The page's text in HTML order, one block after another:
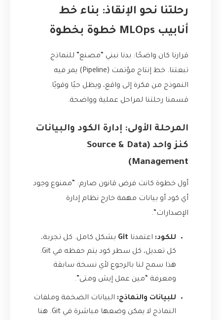
رحلتنا نحو الإنقاذ: بناء خط
أنابيب MLOps خطوة بخطوة
قرارنا كان واضحًا: بدنا نبني “مصنع” للنماذج
تبعتنا. خط إنتاج مؤتمت (Pipeline) يمر فيه
النموذج من فكرة إلى واقع، ويظل حيًا وقويًا.
قسمنا رحلتنا لمراحل عملية وواضحة.
المرحلة الأولى: إدارة الكود والبيانات
كنز واحد (Source & Data
Management)
أول خطوة كانت فرض قانون صارم: “ممنوع وجود
أي كود أو بيانات مهمة خارج نظام إدارة
الإصدارات”.
للكود: اعتمدنا Git بشكل كامل. كل تجربة،
كل تعديل، كل سطر كود يتم حفظه في Git.
هذا سمح لنا بالرجوع لأي نسخة سابقة
ومعرفة “مين عمل إيش ومتى”.
للبيانات والنماذج: البيانات الضخمة وملفات
النماذج لا يمكن وضعها مباشرة في Git. هنا